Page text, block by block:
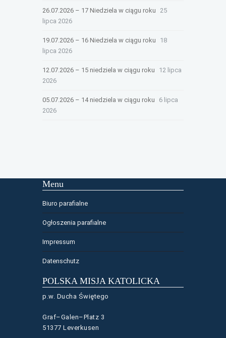
26.07.2026 – 17 Niedziela w ciągu roku
25
lipca 2026
19.07.2026 – 16 Niedziela w ciągu roku
18
lipca 2026
12.07.2026 – 15 niedziela w ciągu roku
12 lipca
2026
05.07.2026 – 14 niedziela w ciągu roku
6 lipca
2026
Menu
Biuro parafialne
Ogłoszenia parafialne
Impressum
Datenschutz
POLSKA MISJA KATOLICKA
p.w. Ducha Świętego
Graf–Galen–Platz 3
51377 Leverkusen